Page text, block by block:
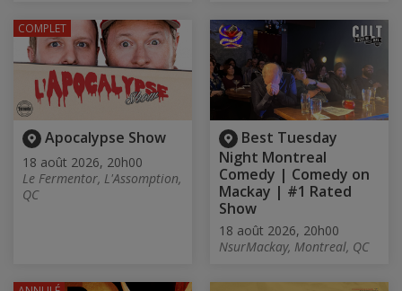
Apocalypse Show
18 août 2026, 20h00
Le Fermentor, L'Assomption,
QC
COMPLET
Best Tuesday
Night Montreal
Comedy | Comedy on
Mackay | #1 Rated
Show
18 août 2026, 20h00
NsurMackay, Montreal, QC